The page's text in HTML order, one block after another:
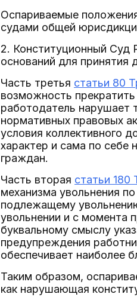
Оспариваемые
судами общей
2. Конституционный Суд
оснований для
Часть третья статьи 80
возможность
работодатель нарушает
нормативных правовых
условия коллективного
характер и сама по себе
граждан.
Часть вторая статьи 180
механизма увольнения
подлежащему
увольнении и с момента
буквальному смыслу
предупреждения
обеспечивает наиболее
Таким образом,
как нарушающая